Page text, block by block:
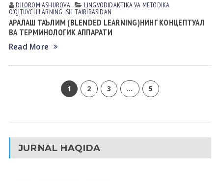
DILOROM АSHUROVА LINGVODIDАKTIKА VА METODIKА
OʼQITUVCHILАRNING ISH TАJRIBАSIDАN
АРАЛАШ ТАЪЛИМ (BLENDED LEARNING)НИНГ КОНЦЕПТУАЛ
ВА ТЕРМИНОЛОГИК АППАРАТИ
Read More
1 2 3 … 5
JURNAL HAQIDA